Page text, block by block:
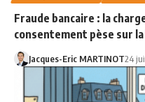
Fraude bancaire : la
consentement pèse sur
Jacques-Eric MARTINOT24